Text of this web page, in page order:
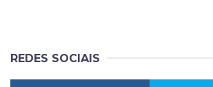
REDES SOCIAIS